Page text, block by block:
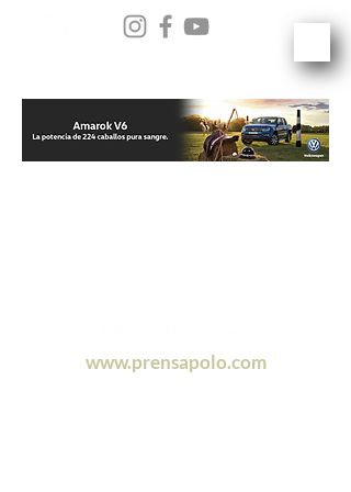
www.prensapolo.com